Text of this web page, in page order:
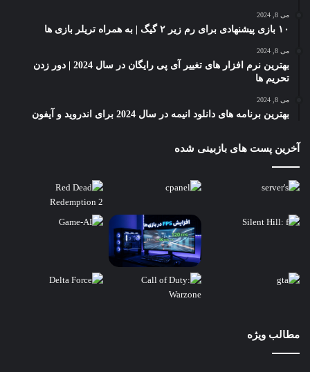
می 8, 2024
۱۰ بازی پیشنهادی برای رم زیر ۲ گیگ | به همراه تریلر بازی ها
می 8, 2024
بهترین نرم افزار های تغییر آی پی رایگان در سال 2024 | دور زدن
تحریم ها
می 8, 2024
بهترین برنامه های دانلود انیمه در سال 2024 برای اندروید و آیفون
آخرین پست های بازبینی شده
مطالب ویژه